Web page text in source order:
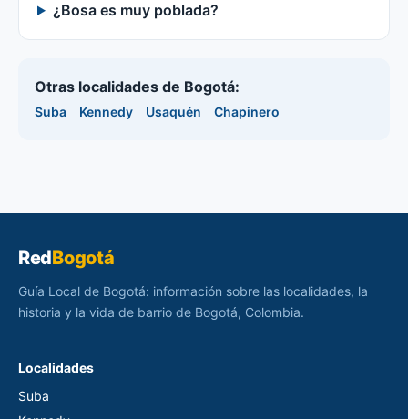
¿Bosa es muy poblada?
Otras localidades de Bogotá:
Suba Kennedy Usaquén Chapinero
RedBogotá
Guía Local de Bogotá: información sobre las localidades, la
historia y la vida de barrio de Bogotá, Colombia.
Localidades
Suba